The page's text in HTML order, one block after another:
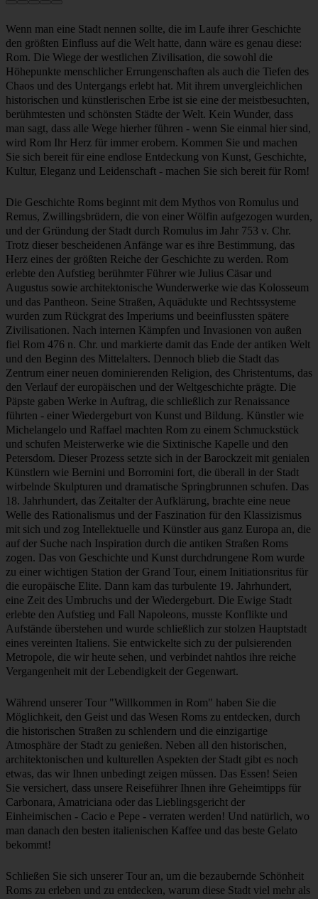
ein wahrlich ikonisches römisches Wahrzeichen, das
von Besuchern belebt...
Wenn man eine Stadt nennen sollte, die im Laufe ihrer Geschichte
den größten Einfluss auf die Welt hatte, dann wäre es genau diese:
Rom. Die Wiege der westlichen Zivilisation, die sowohl die
Höhepunkte menschlicher Errungenschaften als auch die Tiefen des
Chaos und des Untergangs erlebt hat. Mit ihrem unvergleichlichen
historischen und künstlerischen Erbe ist sie eine der meistbesuchten,
berühmtesten und schönsten Städte der Welt. Kein Wunder, dass
man sagt, dass alle Wege hierher führen - wenn Sie einmal hier sind,
wird Rom Ihr Herz für immer erobern. Kommen Sie und machen
Sie sich bereit für eine endlose Entdeckung von Kunst, Geschichte,
Kultur, Eleganz und Leidenschaft - machen Sie sich bereit für Rom!
Die Geschichte Roms beginnt mit dem Mythos von Romulus und
Remus, Zwillingsbrüdern, die von einer Wölfin aufgezogen wurden,
und der Gründung der Stadt durch Romulus im Jahr 753 v. Chr.
Trotz dieser bescheidenen Anfänge war es ihre Bestimmung, das
Herz eines der größten Reiche der Geschichte zu werden. Rom
erlebte den Aufstieg berühmter Führer wie Julius Cäsar und
Augustus sowie architektonische Wunderwerke wie das Kolosseum
und das Pantheon. Seine Straßen, Aquädukte und Rechtssysteme
wurden zum Rückgrat des Imperiums und beeinflussten spätere
Zivilisationen. Nach internen Kämpfen und Invasionen von außen
fiel Rom 476 n. Chr. und markierte damit das Ende der antiken Welt
und den Beginn des Mittelalters. Dennoch blieb die Stadt das
Zentrum einer neuen dominierenden Religion, des Christentums, das
den Verlauf der europäischen und der Weltgeschichte prägte. Die
Päpste gaben Werke in Auftrag, die schließlich zur Renaissance
führten - einer Wiedergeburt von Kunst und Bildung. Künstler wie
Michelangelo und Raffael machten Rom zu einem Schmuckstück
Petersdom. Dieser Prozess setzte sich in der Barockzeit mit genialen
Künstlern wie Bernini und Borromini fort, die überall in der Stadt
wirbelnde Skulpturen und dramatische Springbrunnen schufen. Das
18. Jahrhundert, das Zeitalter der Aufklärung, brachte eine neue
Welle des Rationalismus und der Faszination für den Klassizismus
mit sich und zog Intellektuelle und Künstler aus ganz Europa an, die
auf der Suche nach Inspiration durch die antiken Straßen Roms
zogen. Das von Geschichte und Kunst durchdrungene Rom wurde
zu einer wichtigen Station der Grand Tour, einem Initiationsritus für
die europäische Elite. Dann kam das turbulente 19. Jahrhundert,
eine Zeit des Umbruchs und der Wiedergeburt. Die Ewige Stadt
Aufstände überstehen und wurde schließlich zur stolzen Hauptstadt
eines vereinten Italiens. Sie entwickelte sich zu der pulsierenden